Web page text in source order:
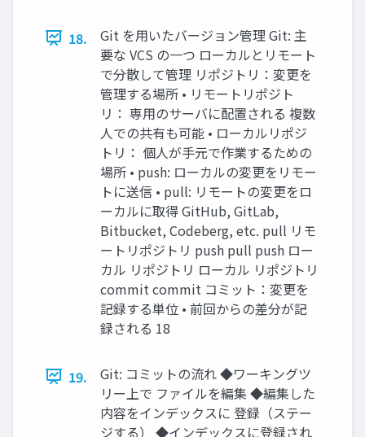
18.
Git を用いたバージョン管理 Git: 主
要な VCS の一つ ローカルとリモート
で分散して管理 リポジトリ：変更を
管理する場所 • リモートリポジト
リ： 専用のサーバに配置される 複数
人での共有も可能 • ローカルリポジ
トリ： 個人が手元で作業するための
場所 • push: ローカルの変更をリモー
トに送信 • pull: リモートの変更をロ
ーカルに取得 GitHub, GitLab,
Bitbucket, Codeberg, etc. pull リモ
ートリポジトリ push pull push ロー
カル リポジトリ ローカル リポジトリ
commit commit コミット：変更を
記録する単位 • 前回からの差分が記
録される 18
19.
Git: コミットの流れ ◆ワーキングツ
リー上で ファイルを編集 ◆編集した
内容をインデックスに 登録（ステー
ジする） ◆インデックスに登録され